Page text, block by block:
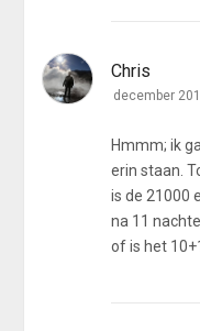
Chris
december
Hmmm; ik
erin staan.
is de 21000
na 11
of is het